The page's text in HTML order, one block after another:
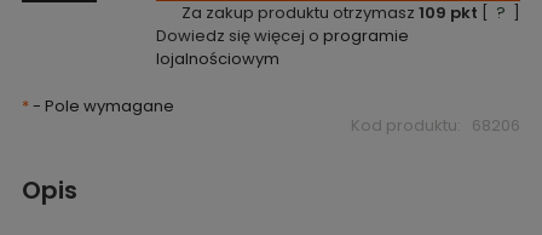
Za zakup produktu otrzymasz109 pkt [ ? ]
Dowiedz się więcej o programie
lojalnościowym
*- Pole wymagane
Kod produktu: 68206
Opis